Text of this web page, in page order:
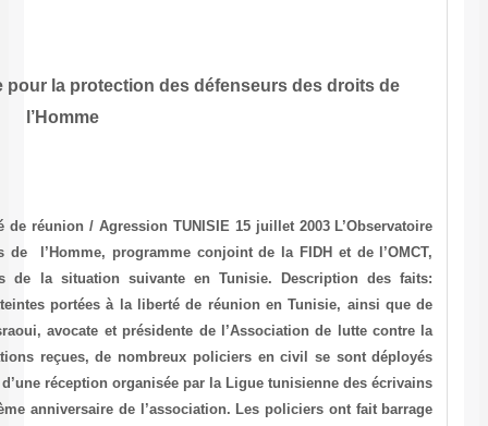
Action urggente de l’observatoire pour la protection
TUN 002 / 0703 / OBS 033 Entrave à la liberté de réunion /
pour la protection des défenseurs des droits de l’Homme,
vous prie d’intervenir d’urgence à propos de la situation
L’Observatoire a été informé de nouvelles atteintes portées à la
l’agression dont a fait l’objet
Me Radhia Nasraoui, avocate et
torture en Tunisie (ALTT). Selon les informations reçues, de
dimanche 13 juillet, afin d’empêcher la tenue d’une réception
libres (non reconnue), à l’occasion du deuxième anniversaire de